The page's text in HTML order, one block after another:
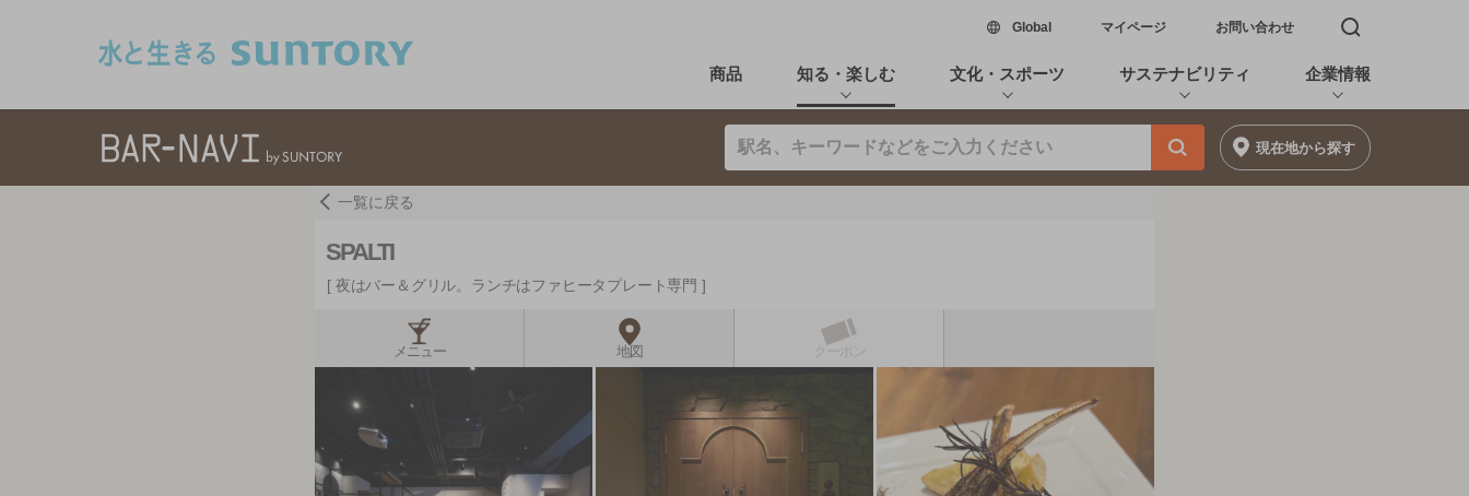
Global新しいウィンドウで開く
マイページ お問い合わせ 検索窓を開く
商品 知る・楽しむ 文化・スポーツ サステナビリティ 企業情報
現在地から探す
一覧に戻る
SPALTI
夜はバー＆グリル。ランチはファヒータプレート専門
メニュー 地図